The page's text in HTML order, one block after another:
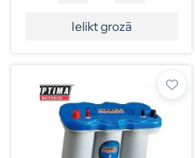
Ielikt grozā